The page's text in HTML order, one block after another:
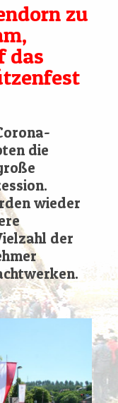
zu
das
die
wieder
der